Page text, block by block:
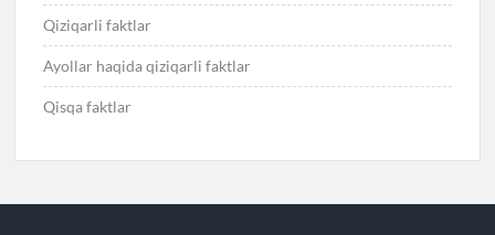
Qiziqarli faktlar
Ayollar haqida qiziqarli faktlar
Qisqa faktlar